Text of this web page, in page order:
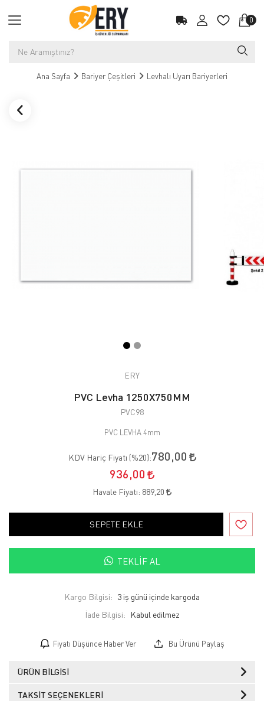
0
Ana Sayfa Bariyer Çeşitleri Levhalı Uyarı Bariyerleri
ERY
PVC Levha 1250X750MM
PVC98
PVC LEVHA 4mm
KDV Hariç Fiyatı (%20):780,00
936,00
Havale Fiyatı: 889,20
SEPETE EKLE
TEKLIF AL
Kargo Bilgisi: 3 iş günü içinde kargoda
İade Bilgisi:
Fiyatı Düşünce Haber Ver Bu Ürünü Paylaş
ÜRÜN BILGISI
TAKSIT SEÇENEKLERI